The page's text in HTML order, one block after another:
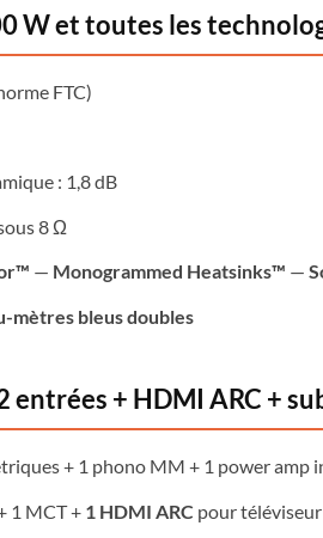
W et toutes les
FTC)
: 1,8 dB
8 Ω
— Monogrammed Heatsinks™ —
mètres bleus doubles
+ HDMI ARC +
+ 1 phono MM + 1 power amp
1 MCT + 1 HDMI ARC pour téléviseur